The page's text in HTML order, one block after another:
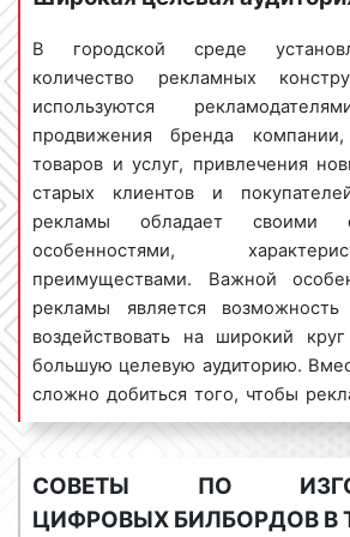
получения указанной
менеджеры смогут
предложение с учетом ваших
Целевая аудитория
Таганроге
Для получения
установки цифровых
необходимо точно
аудиторию, на которую
рекламируемый бренд.
зачастую, является
рекламный бюджет. Для
точно знать целевую
В городской среде
количество рекламных
используются
продвижения бренда компании,
товаров и услуг, привлечения
старых клиентов и
рекламы обладает своими
особенностями,
преимуществами. Важной
рекламы является
воздействовать на широкий
большую целевую аудиторию.
сложно добиться того, чтобы
большую группу людей.
потенциальных заказчиков
затрагивая тех людей, которым
СОВЕТЫ ПО
ЦИФРОВЫХ БИЛБОРДОВ В